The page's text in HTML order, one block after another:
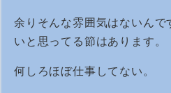
余りそんな雰囲気はないんで
いと思ってる節はあります。
何しろほぼ仕事してない。